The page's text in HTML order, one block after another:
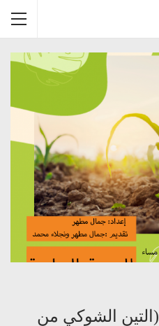
الجبهة الزراعية ح 10 (التين الشوكي من